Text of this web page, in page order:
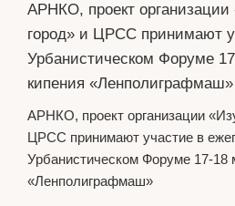
АРНКО, проект
город» и ЦРСС принимают
Урбанистическом Форуме
кипения «Ленполиграфмаш»
АРНКО, проект организации
ЦРСС принимают участие в
Урбанистическом Форуме 17-18
«Ленполиграфмаш»